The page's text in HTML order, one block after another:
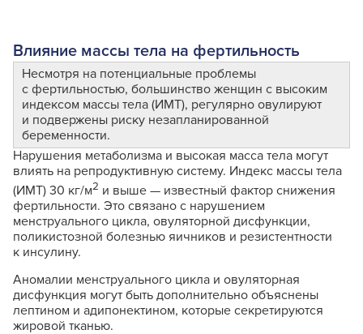
Влияние массы тела на фертильность
Несмотря на потенциальные проблемы
с фертильностью, большинство женщин с высоким
индексом массы тела (ИМТ), регулярно овулируют
и подвержены риску незапланированной
беременности.
Нарушения метаболизма и высокая масса тела могут
влиять на репродуктивную систему. Индекс массы тела
(ИМТ) 30 кг/м2 и выше — известный фактор снижения
фертильности. Это связано с нарушением
менструального цикла, овуляторной дисфункции,
поликистозной болезнью яичников и резистентности
к инсулину.
Аномалии менструального цикла и овуляторная
дисфункция могут быть дополнительно объяснены
лептином и адипонектином, которые секретируются
жировой тканью.